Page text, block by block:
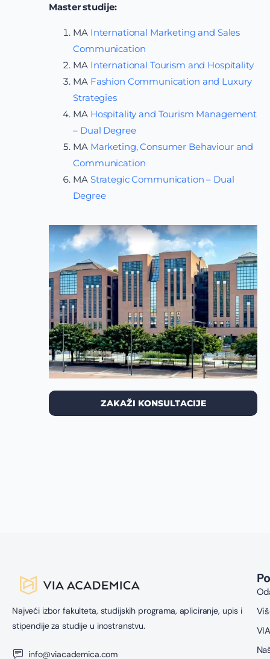
Master studije:
MA International Marketing and Sales
Communication
MA International Tourism and Hospitality
MA Fashion Communication and Luxury
Strategies
MA Hospitality and Tourism Management
– Dual Degree
MA Marketing, Consumer Behaviour and
Communication
MA Strategic Communication – Dual
Degree
ZAKAŽI KONSULTACIJE
Najveći izbor fakulteta, studijskih programa, apliciranje, upis i
stipendije za studije u inostranstvu.
info@viacademica.com